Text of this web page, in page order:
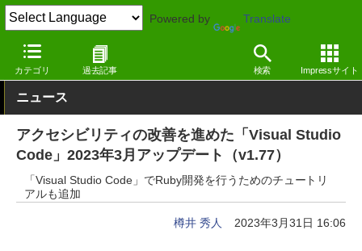
Powered by Translate
カテゴリ 過去記事 検索 Impressサイト
窓の杜 プログラミング Windows
ニュース
アクセシビリティの改善を進めた「Visual Studio
Code」2023年3月アップデート（v1.77）
「Visual Studio Code」でRuby開発を行うためのチュートリ
アルも追加
樽井 秀人 2023年3月31日 16:06